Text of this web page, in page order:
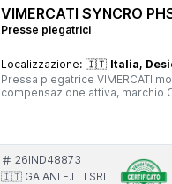
VIMERCATI SYNCRO
Presse piegatrici
Localizzazione: 🇮🇹 Italia,
Pressa piegatrice VIMERCATI
compensazione attiva, marchio
26IND48873
🇮🇹 GAIANI F.LLI SRL